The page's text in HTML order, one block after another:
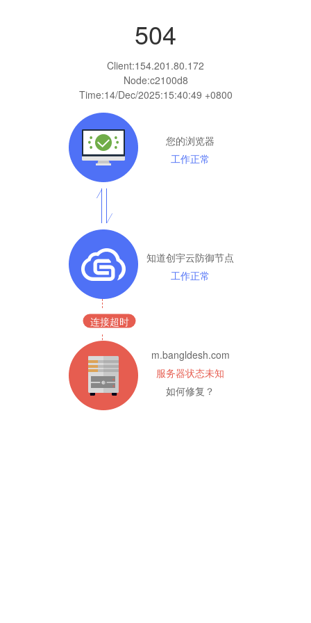
504
Client:154.201.80.172
Node:c2100d8
Time:14/Dec/2025:15:40:49 +0800
您的浏览器
工作正常
知道创宇云防御节点
工作正常
连接超时
m.bangldesh.com
服务器状态未知
如何修复？